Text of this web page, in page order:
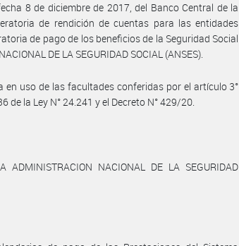
8 de diciembre de 2017, del Banco Central de la
de rendición de cuentas para las entidades
de pago de los beneficios de la Seguridad Social
DE LA SEGURIDAD SOCIAL (ANSES).
en uso de las facultades conferidas por el artículo 3°
de la Ley N° 24.241 y el Decreto N° 429/20.
ADMINISTRACION NACIONAL DE LA SEGURIDAD